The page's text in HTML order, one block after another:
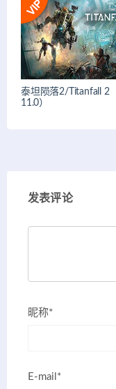
泰坦陨落2/Titanfall 2
11.0）
发表评论
昵称*
E-mail*